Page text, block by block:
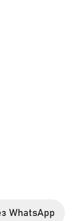
WhatsApp